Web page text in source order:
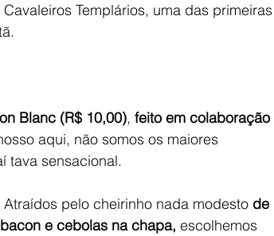
Templários, uma das primeiras
Blanc (R$ 10,00), feito em colaboração
aqui, não somos os maiores
tava sensacional.
Atraídos pelo cheirinho nada modesto de
bacon e cebolas na chapa, escolhemos